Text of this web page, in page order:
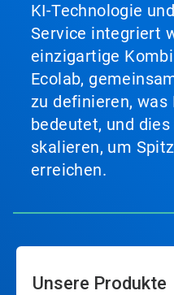
KI-Technologie
Service integriert
einzigartige
Ecolab,
zu definieren, was
bedeutet, und
skalieren, um
erreichen.
Unsere Produkte